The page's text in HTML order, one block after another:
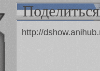
Поделиться
http://